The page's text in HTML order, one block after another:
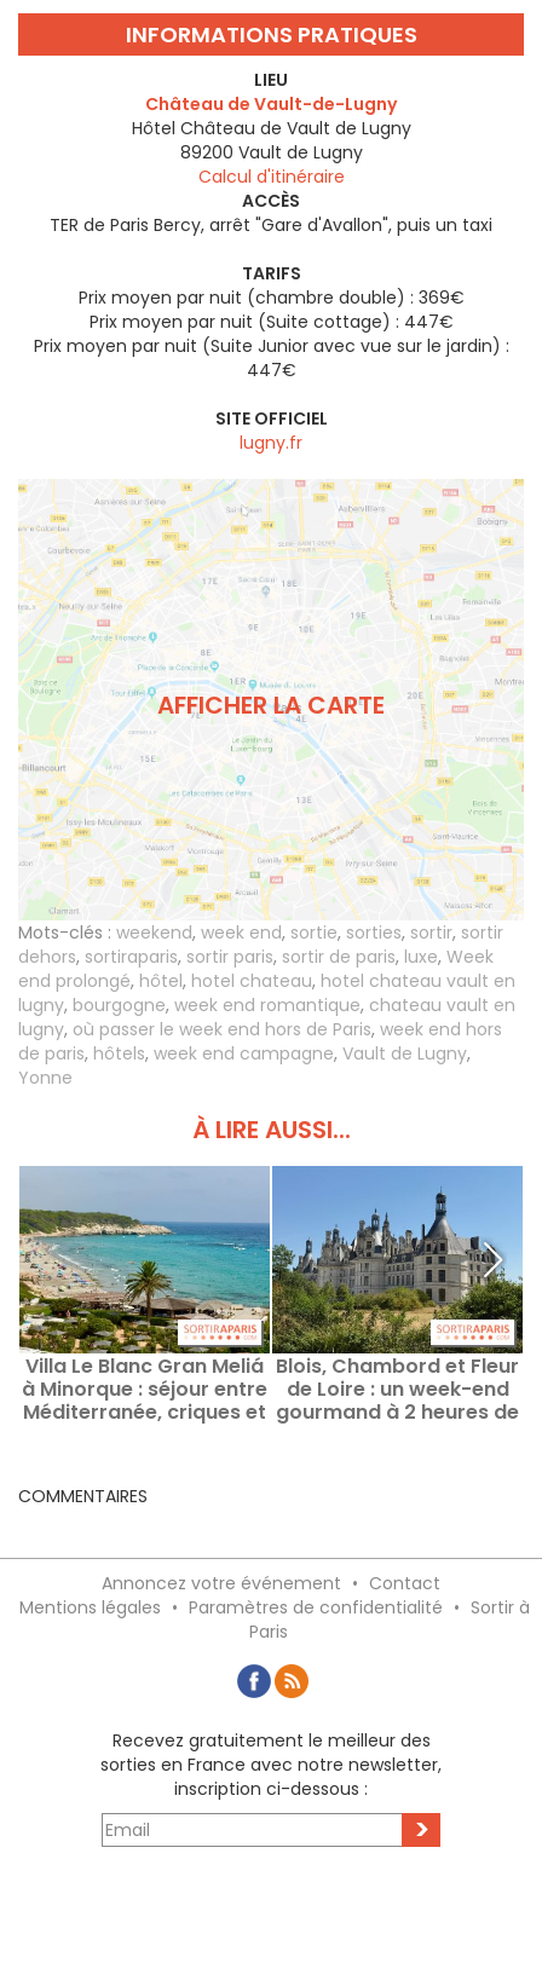
INFORMATIONS PRATIQUES
LIEU
Château de Vault-de-Lugny
Hôtel Château de Vault de Lugny
89200 Vault de Lugny
Calcul d'itinéraire
ACCÈS
TER de Paris Bercy, arrêt "Gare d'Avallon", puis un taxi
TARIFS
Prix moyen par nuit (chambre double) : 369€
Prix moyen par nuit (Suite cottage) : 447€
Prix moyen par nuit (Suite Junior avec vue sur le jardin) :
447€
SITE OFFICIEL
lugny.fr
AFFICHER LA CARTE
Mots-clés : weekend, week end, sortie, sorties, sortir, sortir
dehors, sortiraparis, sortir paris, sortir de paris, luxe, Week
end prolongé, hôtel, hotel chateau, hotel chateau vault en
lugny, bourgogne, week end romantique, chateau vault en
lugny, où passer le week end hors de Paris, week end hors
de paris, hôtels, week end campagne, Vault de Lugny,
Yonne
À LIRE AUSSI...
Villa Le Blanc Gran Meliá
à Minorque : séjour entre
Méditerranée, criques et
Blois, Chambord et Fleur
de Loire : un week-end
gourmand à 2 heures de
COMMENTAIRES
Annoncez votre événement • Contact
Mentions légales • Paramètres de confidentialité • Sortir à
Paris
Recevez gratuitement le meilleur des
sorties en France avec notre newsletter,
inscription ci-dessous :
>